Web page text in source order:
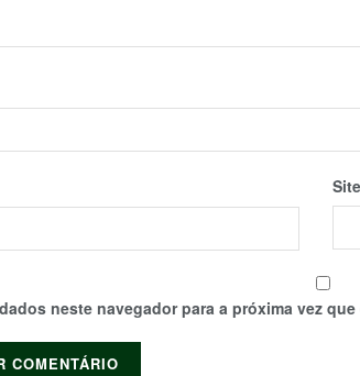
Site
neste navegador para a próxima vez que